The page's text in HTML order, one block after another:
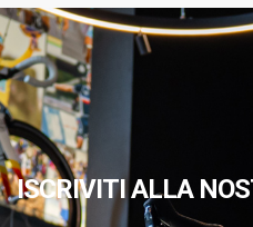
ISCRIVITI ALLA